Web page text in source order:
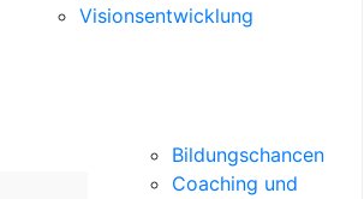
Visionsentwicklung
Bildungschancen
Coaching und